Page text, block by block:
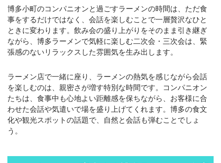
博多小町のコンパニオンと過ごすラーメンの時間は、ただ食
事をするだけではなく、会話を楽しむことで一層贅沢なひと
ときに変わります。飲み会の盛り上がりをそのまま引き継ぎ
ながら、博多ラーメンで気軽に楽しむ二次会・三次会は、緊
張感のないリラックスした雰囲気を生み出します。
ラーメン店で一緒に座り、ラーメンの熱気を感じながら会話
を楽しむのは、親密さが増す特別な時間です。コンパニオン
たちは、食事中も心地よい距離感を保ちながら、お客様に合
わせた会話や気遣いで場を盛り上げてくれます。博多の食文
化や観光スポットの話題で、自然と会話も弾むことでしょ
う。